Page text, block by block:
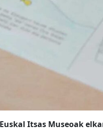
Itsas Museoak